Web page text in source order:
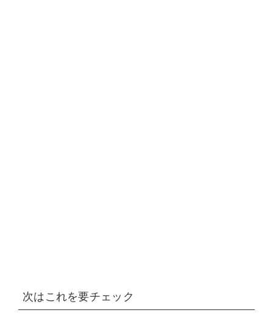
次はこれを要チェック